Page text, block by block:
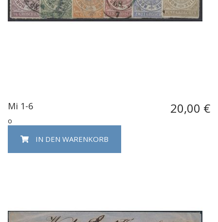
Mi 1-6 20,00 €
o
IN DEN WARENKORB